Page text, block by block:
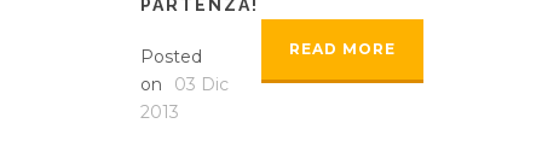
PARTENZA!
Posted
on
03 Dic
2013
READ MORE